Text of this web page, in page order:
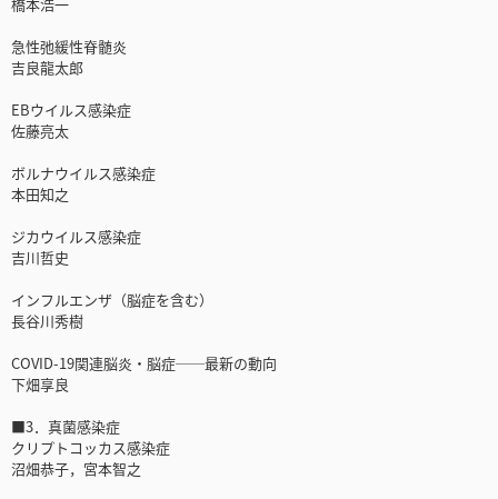
急性弛緩性脊髄炎
吉良龍太郎
EBウイルス感染症
佐藤亮太
ボルナウイルス感染症
本田知之
ジカウイルス感染症
吉川哲史
インフルエンザ（脳症を含む）
長谷川秀樹
COVID-19関連脳炎・脳症──最新の動向
下畑享良
■3．真菌感染症
クリプトコッカス感染症
沼畑恭子，宮本智之